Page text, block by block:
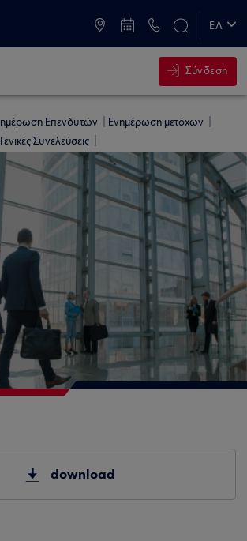
ΕΛ
Σύνδεση
Επενδυτών
Ενημέρωση μετόχων
Συνελεύσεις
download